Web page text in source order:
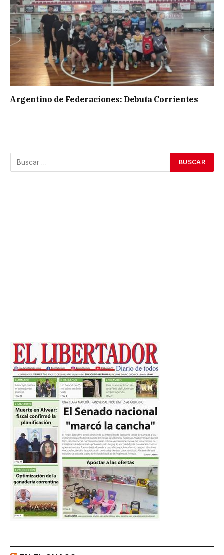
Argentino de Federaciones: Debuta Corrientes